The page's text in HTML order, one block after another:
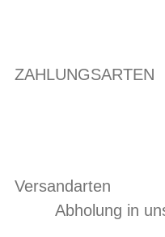
ZAHLUNGSARTEN
Versandarten
Abholung in